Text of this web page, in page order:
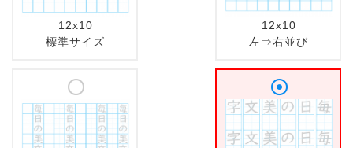
12x10
標準サイズ
12x10
左⇒右並び